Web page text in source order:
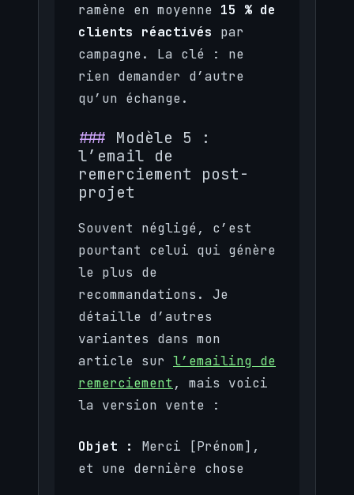
ramène en moyenne 15 % de
clients réactivés par
campagne. La clé : ne
rien demander d’autre
qu’un échange.
Modèle 5 :
l’email de
remerciement post-
projet
Souvent négligé, c’est
pourtant celui qui génère
le plus de
recommandations. Je
détaille d’autres
variantes dans mon
article sur l’emailing de
remerciement , mais voici
la version vente :
Objet :
Merci [Prénom],
et une dernière chose